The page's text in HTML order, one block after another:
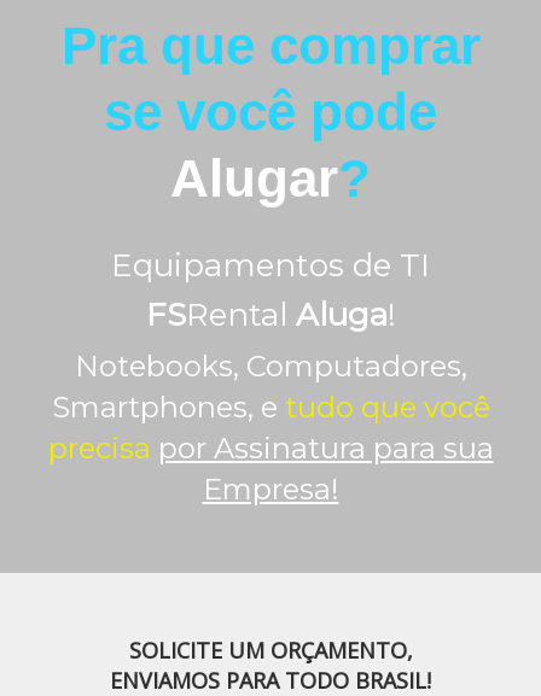
Pra que comprar
se você pode
Alugar?
Equipamentos de TI
FSRental Aluga!
Notebooks, Computadores,
Smartphones, e tudo que você
precisa por Assinatura para sua
Empresa!
SOLICITE UM ORÇAMENTO,
ENVIAMOS PARA TODO BRASIL!